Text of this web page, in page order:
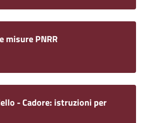
misure PNRR
- Cadore: istruzioni per